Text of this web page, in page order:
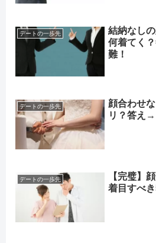
デートの一歩先
結納なし
何着てく
難！
デートの一歩先
顔合わせ
リ？答え
デートの一歩先
【完璧】
着目すべ